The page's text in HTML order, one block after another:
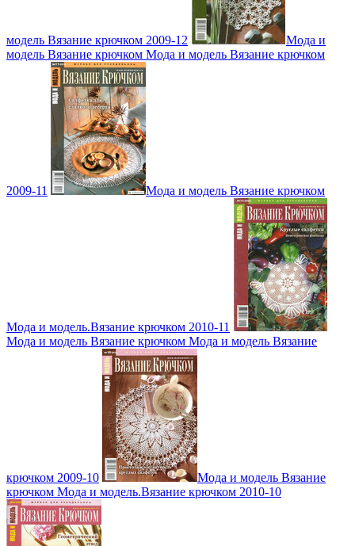
модель Вязание крючком 2009-12
Мода и
модель Вязание крючком Мода и модель Вязание крючком
2009-11 Мода и модель Вязание крючком
Мода и модель.Вязание крючком 2010-11
Мода и модель Вязание крючком Мода и модель Вязание
крючком 2009-10
Мода и модель Вязание
крючком Мода и модель.Вязание крючком 2010-10